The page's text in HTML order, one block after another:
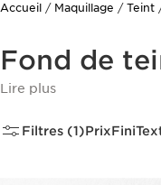
Accueil Maquillage Teint
Fond de
Lire plus
Filtres (1)PrixFini